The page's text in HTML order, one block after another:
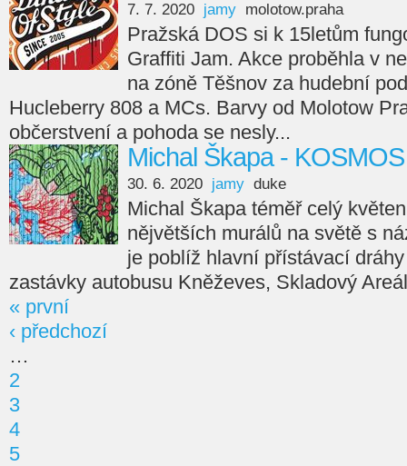
7. 7. 2020 jamy molotow.praha
Pražská DOS si k 15letům
Graffiti Jam. Akce proběhla v
na zóně Těšnov za hudební
Hucleberry 808 a MCs. Barvy od Molotow
občerstvení a pohoda se nesly...
Michal Škapa - KOSMOS
30. 6. 2020 jamy duke
Michal Škapa téměř celý
nějvětších murálů na světě s
je poblíž hlavní přístávací
zastávky autobusu Kněževes, Skladový
« první
‹ předchozí
…
2
3
4
5